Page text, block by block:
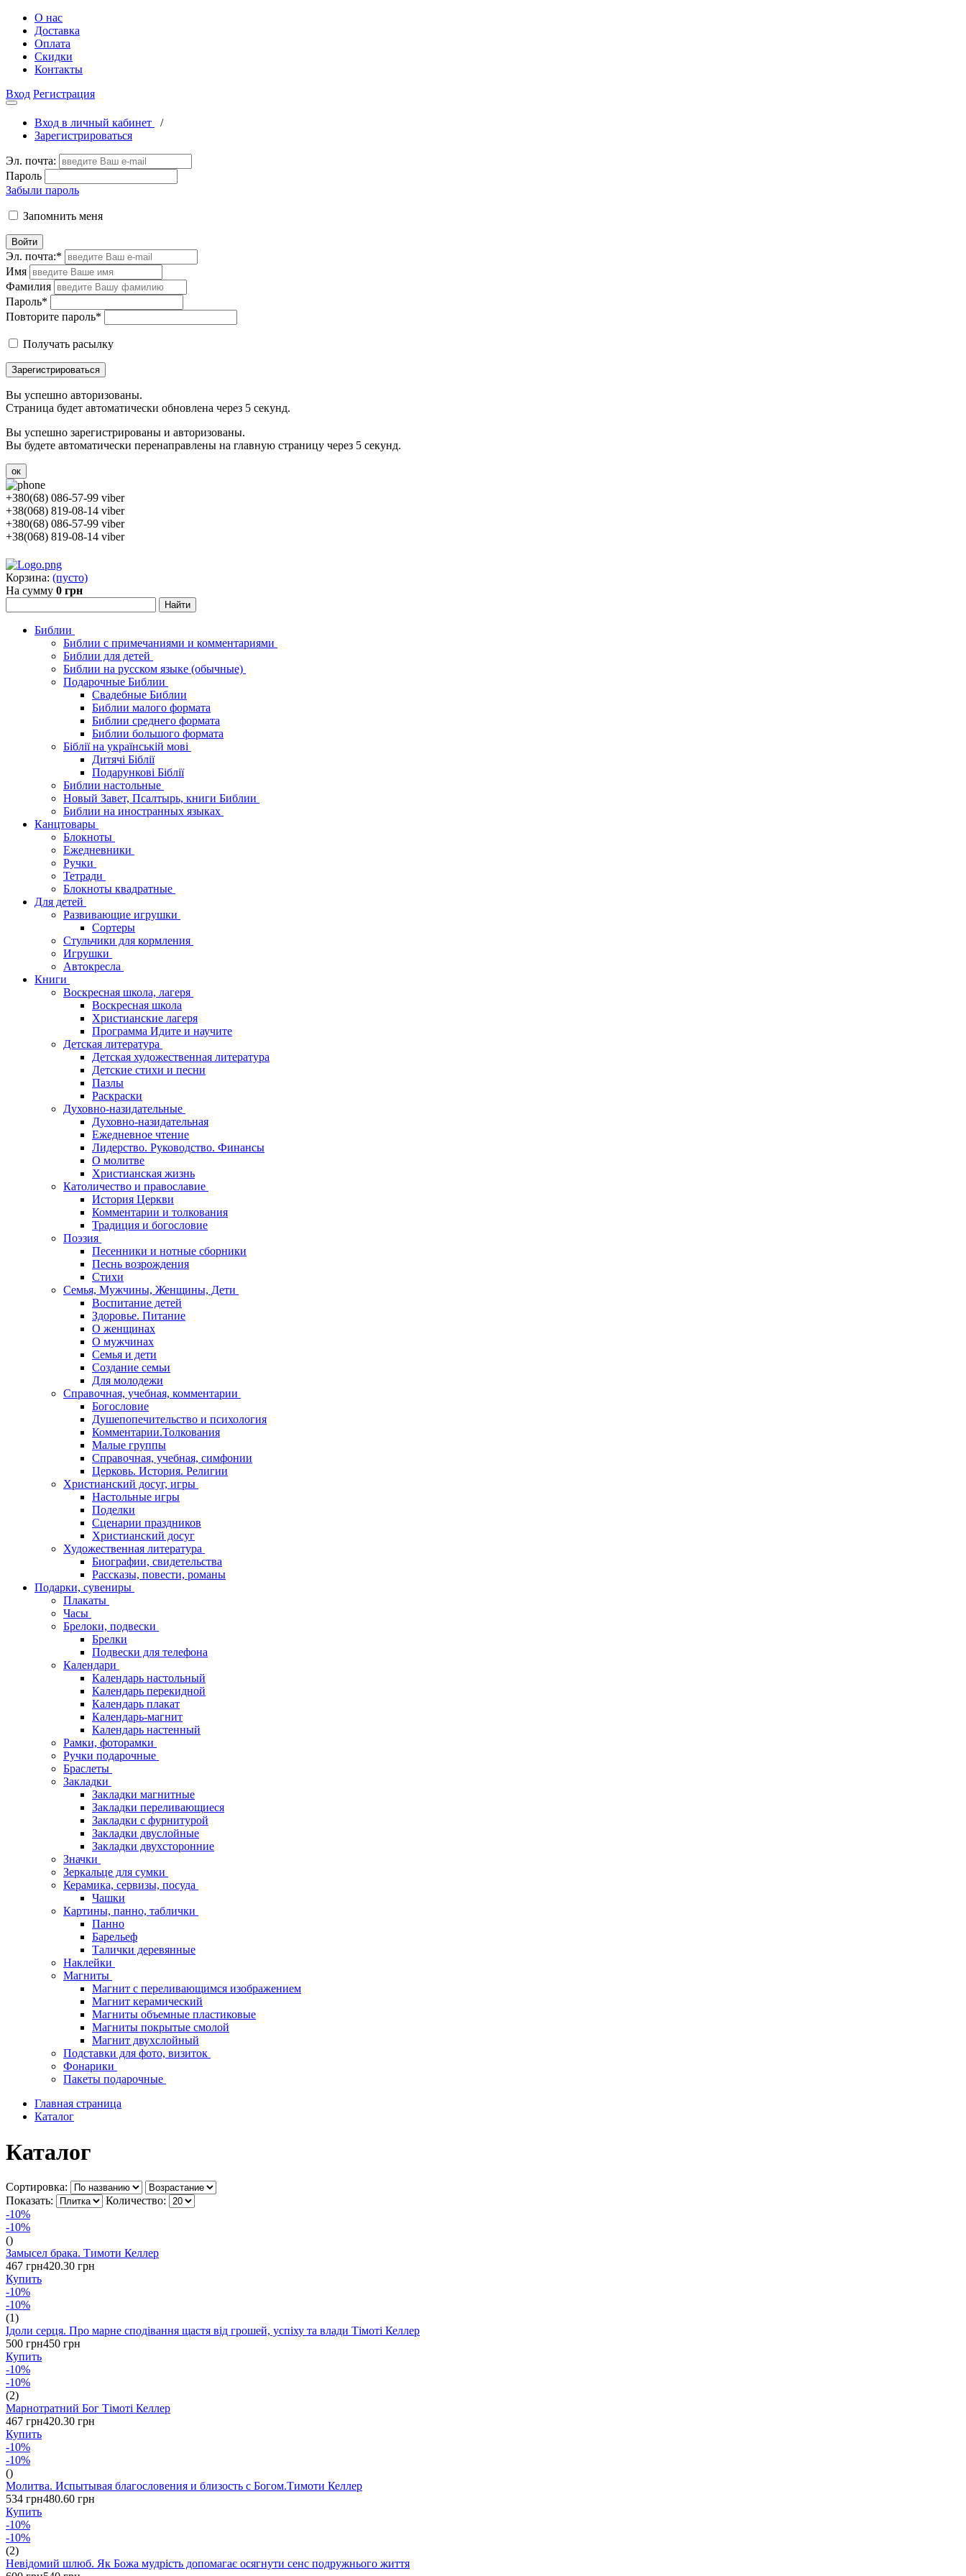
О нас
Доставка
Оплата
Скидки
Контакты
Вход Регистрация
Вход в личный кабинет
/
Зарегистрироваться
Эл. почта:
Пароль
Забыли пароль
Запомнить меня
Войти
Эл. почта:*
Имя
Фамилия
Пароль*
Повторите пароль*
Получать расылку
Зарегистрироваться
Вы успешно авторизованы.
Страница будет автоматически обновлена через 5 секунд.
Вы успешно зарегистрированы и авторизованы.
Вы будете автоматически перенаправлены на главную страницу через 5 секунд.
ок
+380(68) 086-57-99 viber
+38(068) 819-08-14 viber
+380(68) 086-57-99 viber
+38(068) 819-08-14 viber
Корзина: (пусто)
На сумму 0 грн
Библии
Библии с примечаниями и комментариями
Библии для детей
Библии на русском языке (обычные)
Подарочные Библии
Свадебные Библии
Библии малого формата
Библии среднего формата
Библии большого формата
Біблії на українській мові
Дитячі Біблії
Подарункові Біблії
Библии настольные
Новый Завет, Псалтырь, книги Библии
Библии на иностранных языках
Канцтовары
Блокноты
Ежедневники
Ручки
Тетради
Блокноты квадратные
Для детей
Развивающие игрушки
Сортеры
Стульчики для кормления
Игрушки
Автокресла
Книги
Воскресная школа, лагеря
Воскресная школа
Христианские лагеря
Программа Идите и научите
Детская литература
Детская художественная литература
Детские стихи и песни
Пазлы
Раскраски
Духовно-назидательные
Духовно-назидательная
Ежедневное чтение
Лидерство. Руководство. Финансы
О молитве
Христианская жизнь
Католичество и православие
История Церкви
Комментарии и толкования
Традиция и богословие
Поэзия
Песенники и нотные сборники
Песнь возрождения
Стихи
Семья, Мужчины, Женщины, Дети
Воспитание детей
Здоровье. Питание
О женщинах
О мужчинах
Семья и дети
Создание семьи
Для молодежи
Справочная, учебная, комментарии
Богословие
Душепопечительство и психология
Комментарии.Толкования
Малые группы
Справочная, учебная, симфонии
Церковь. История. Религии
Христианский досуг, игры
Настольные игры
Поделки
Сценарии праздников
Христианский досуг
Художественная литература
Биографии, свидетельства
Рассказы, повести, романы
Подарки, сувениры
Плакаты
Часы
Брелоки, подвески
Брелки
Подвески для телефона
Календари
Календарь настольный
Календарь перекидной
Календарь плакат
Календарь-магнит
Календарь настенный
Рамки, фоторамки
Ручки подарочные
Браслеты
Закладки
Закладки магнитные
Закладки переливающиеся
Закладки с фурнитурой
Закладки двуслойные
Закладки двухсторонние
Значки
Зеркальце для сумки
Керамика, сервизы, посуда
Чашки
Картины, панно, таблички
Панно
Барельеф
Талички деревянные
Наклейки
Магниты
Магнит с переливающимся изображением
Магнит керамический
Магниты объемные пластиковые
Магниты покрытые смолой
Магнит двухслойный
Подставки для фото, визиток
Фонарики
Пакеты подарочные
Главная страница
Каталог
Каталог
Сортировка:
Показать:
Количество:
-10%
-10%
()
Замысел брака. Тимоти Келлер
467 грн420.30 грн
Купить
-10%
-10%
(1)
Ідоли серця. Про марне сподівання щастя від грошей, успіху та влади Тімоті Келлер
500 грн450 грн
Купить
-10%
-10%
(2)
Марнотратний Бог Тімоті Келлер
467 грн420.30 грн
Купить
-10%
-10%
()
Молитва. Испытывая благословения и близость с Богом.Тимоти Келлер
534 грн480.60 грн
Купить
-10%
-10%
(2)
Невідомий шлюб. Як Божа мудрість допомагає осягнути сенс подружнього життя